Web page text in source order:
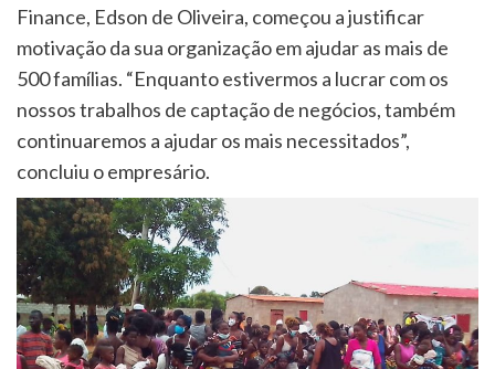
Finance, Edson de Oliveira, começou a justificar
motivação da sua organização em ajudar as mais de
500 famílias. “Enquanto estivermos a lucrar com os
nossos trabalhos de captação de negócios, também
continuaremos a ajudar os mais necessitados”,
concluiu o empresário.